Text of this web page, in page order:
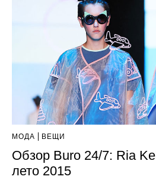
МОДА ВЕЩИ
Обзор Buro 24/7: Ria
лето 2015